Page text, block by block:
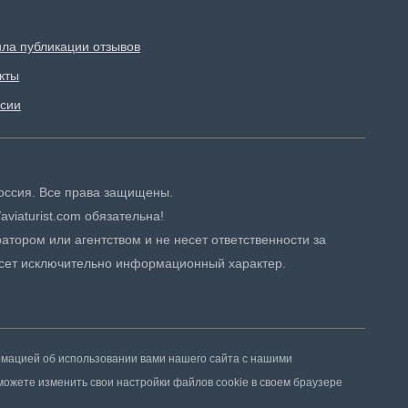
публикации отзывов
Все права защищены.
обязательна!
или агентством и не несет ответственности за
исключительно информационный характер.
об использовании вами нашего сайта с нашими
изменить свои настройки файлов cookie в своем браузере